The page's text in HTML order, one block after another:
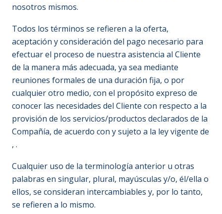
nosotros mismos.
Todos los términos se refieren a la oferta,
aceptación y consideración del pago necesario para
efectuar el proceso de nuestra asistencia al Cliente
de la manera más adecuada, ya sea mediante
reuniones formales de una duración fija, o por
cualquier otro medio, con el propósito expreso de
conocer las necesidades del Cliente con respecto a la
provisión de los servicios/productos declarados de la
Compañía, de acuerdo con y sujeto a la ley vigente de
, .
Cualquier uso de la terminología anterior u otras
palabras en singular, plural, mayúsculas y/o, él/ella o
ellos, se consideran intercambiables y, por lo tanto,
se refieren a lo mismo.